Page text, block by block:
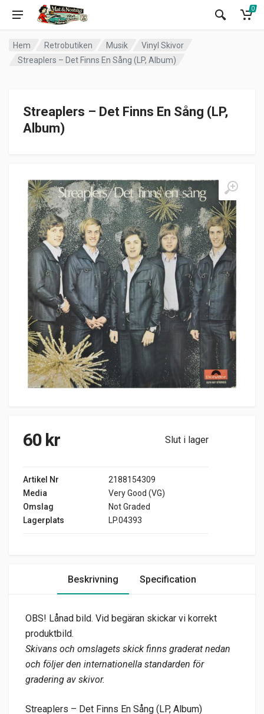
0
Hem Retrobutiken Musik
Vinyl Skivor
Streaplers – Det Finns En Sång (LP, Album)
Streaplers – Det Finns En Sång (LP,
Album)
60 kr Slut i lager
Artikel Nr
2188154309
Media
Very Good (VG)
Omslag
Not Graded
Lagerplats
LP.04393
Beskrivning Specification
OBS! Lånad bild. Vid begäran skickar vi korrekt
produktbild.
Skivans och omslagets skick finns graderat nedan
och följer den internationella standarden för
gradering av skivor.
Streaplers – Det Finns En Sång (LP, Album)